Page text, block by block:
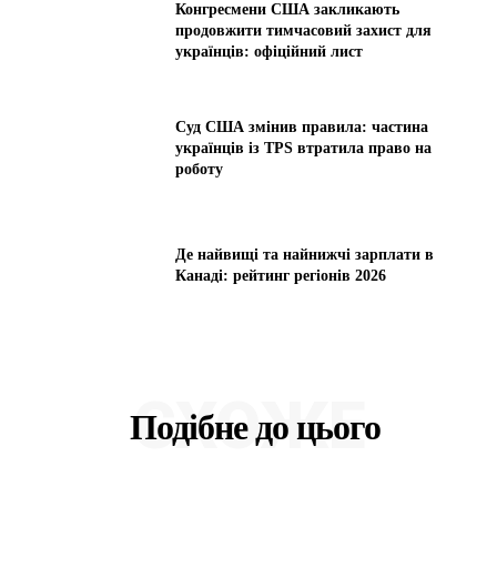
Конгресмени США закликають
продовжити тимчасовий захист для
українців: офіційний лист
Суд США змінив правила: частина
українців із TPS втратила право на
роботу
Де найвищі та найнижчі зарплати в
Канаді: рейтинг регіонів 2026
Подібне до цього
СХОЖЕ